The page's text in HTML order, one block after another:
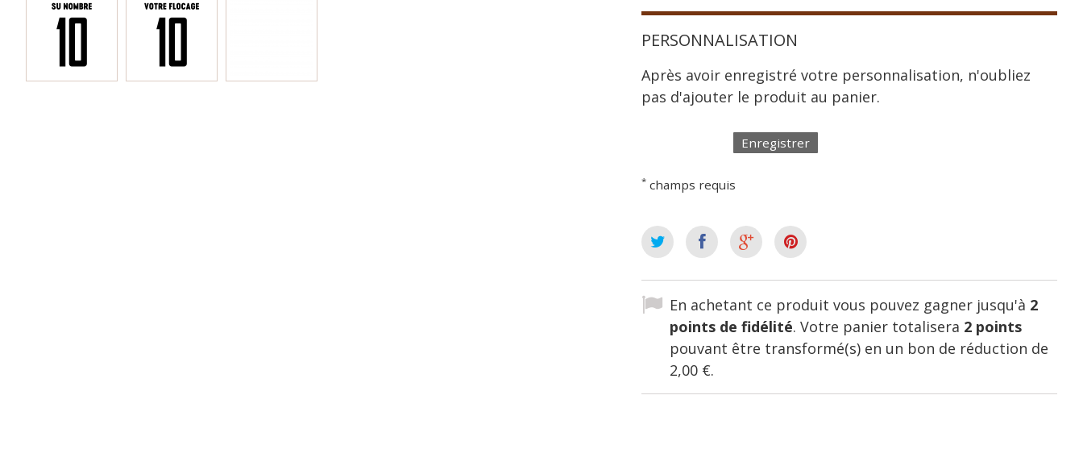
PERSONNALISATION
Après avoir enregistré votre personnalisation, n'oubliez
pas d'ajouter le produit au panier.
Enregistrer
* champs requis
En achetant ce produit vous pouvez gagner jusqu'à 2
points de fidélité. Votre panier totalisera 2 points
pouvant être transformé(s) en un bon de réduction de
2,00 €.